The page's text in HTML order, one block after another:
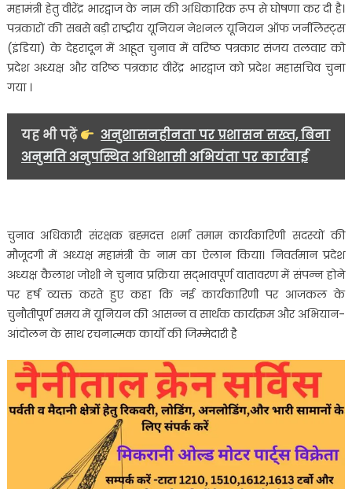
एन
यु
जे
आई
नया
‘मुखिया’
….
महामंत्री हेतु वीरेंद्र भारद्वाज के नाम की अधिकारिक रूप से घोषणा कर दी है।
पत्रकारों की सबसे बड़ी राष्ट्रीय यूनियन नेशनल यूनियन ऑफ जर्नलिस्ट्स
(इंडिया) के देहरादून में आहूत चुनाव में वरिष्ठ पत्रकार संजय तलवार को
प्रदेश अध्यक्ष और वरिष्ठ पत्रकार वीरेंद्र भारद्वाज को प्रदेश महासचिव चुना
गया ।
यह भी पढ़ें
अनुशासनहीनता पर प्रशासन सख्त, बिना
अनुमति अनुपस्थित अधिशासी अभियंता पर कार्रवाई
चुनाव अधिकारी संरक्षक ब्रह्मदत्त शर्मा तमाम कार्यकारिणी सदस्यों की
मौजूदगी में अध्यक्ष महामंत्री के नाम का ऐलान किया। निवर्तमान प्रदेश
अध्यक्ष कैलाश जोशी ने चुनाव प्रक्रिया सद्भावपूर्ण वातावरण में संपन्न होने
पर हर्ष व्यक्त करते हुए कहा कि नई कार्यकारिणी पर आजकल के
चुनौतीपूर्ण समय में यूनियन की आसन्न व सार्थक कार्यक्रम और अभियान-
आंदोलन के साथ रचनात्मक कार्यों की जिम्मेदारी है